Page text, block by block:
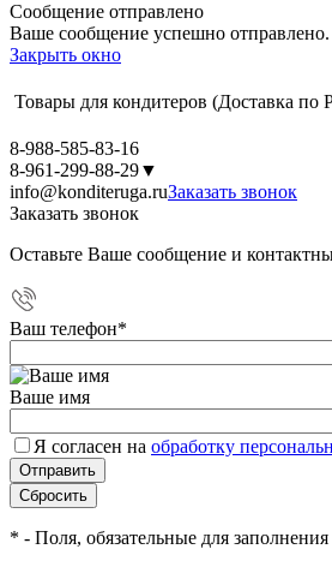
Сообщение отправлено
Ваше сообщение успешно
Закрыть окно
Товары для кондитеров (Доставка по
8-988-585-83-16
8-961-299-88-29▼
info@konditeruga.ruЗаказать звонок
Заказать звонок
Оставьте Ваше сообщение и
Ваш телефон*
Ваше имя
Я согласен на обработку
* - Поля, обязательные для заполнения